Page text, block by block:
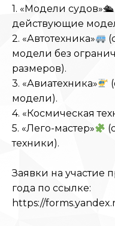
1. «Модели
действующие
2. «Автотехника»
модели без
размеров).
3. «Авиатехника»
модели).
4. «Космическая
5. «Лего-мастер»
техники).
Заявки на участие
года по ссылке:
https://